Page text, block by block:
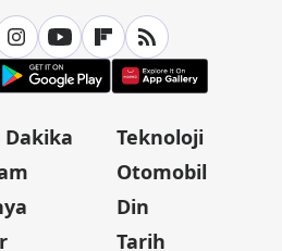
Dakika
Teknoloji
Otomobil
Din
Tarih